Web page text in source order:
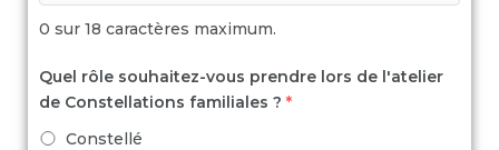
0 sur 18 caractères maximum.
Quel rôle souhaitez-vous prendre lors de l'atelier
de Constellations familiales ? *
Constellé